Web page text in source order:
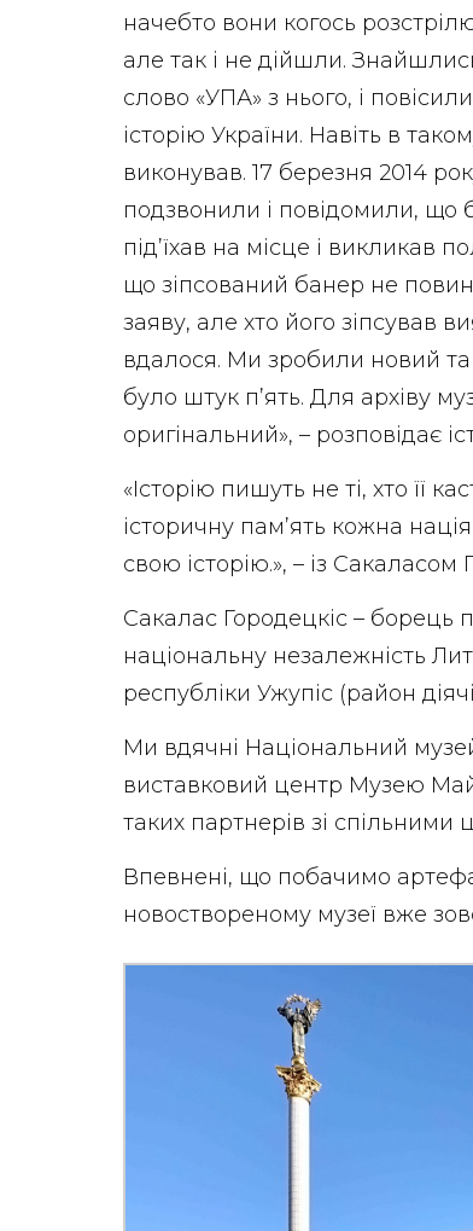
начебто вони когось
але так і не дійшли.
слово «УПА» з нього, і
історію України. Навіть в
виконував. 17 березня 2014
подзвонили і повідомили, що
під’їхав на місце і викликав
що зіпсований банер не
заяву, але хто його зіпсував
вдалося. Ми зробили новий та
було штук п’ять. Для архіву
оригінальний», – розповідає
«Історію пишуть не ті, хто її
історичну пам’ять кожна
свою історію.», – із
Сакалас Городецкіс – борець
національну незалежність
республіки Ужупіс (район
Ми вдячні Національний
виставковий центр Музею
таких партнерів зі спільними
Впевнені, що побачимо
новоствореному музеї вже